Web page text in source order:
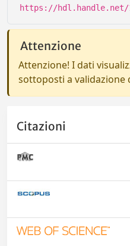
https://hdl.handle.net/
Attenzione
Attenzione! I dati
sottoposti a validazione
Citazioni